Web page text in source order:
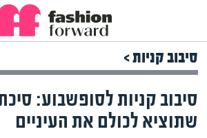
סיבוב קניות >
סיבוב קניות לסופשבוע:
שתוציא לכולם את העיניים